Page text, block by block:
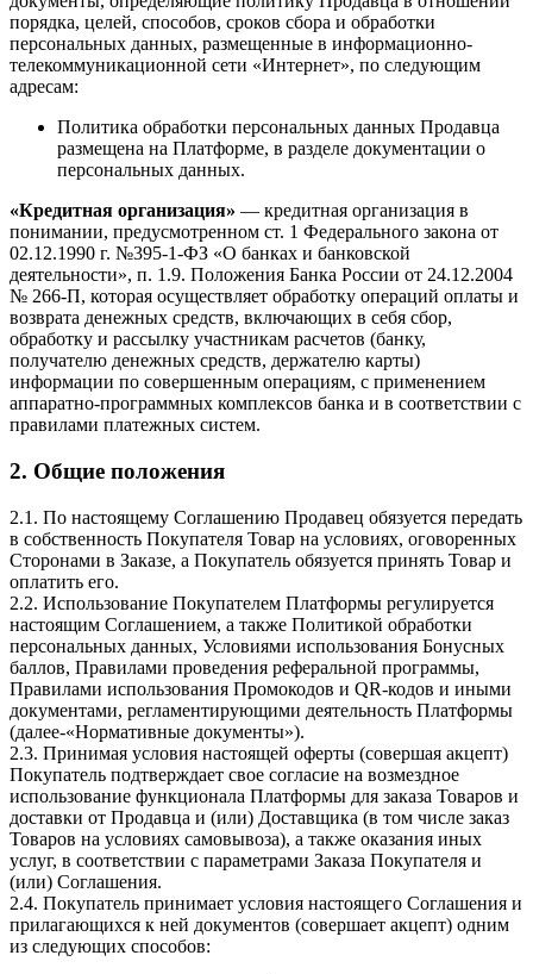
порядка, целей, способов, сроков сбора и обработки
персональных данных, размещенные в информационно-
телекоммуникационной сети «Интернет», по следующим
адресам:
Политика обработки персональных данных Продавца
размещена на Платформе, в разделе документации о
персональных данных.
«Кредитная организация» — кредитная организация в
понимании, предусмотренном ст. 1 Федерального закона от
02.12.1990 г. №395-1-ФЗ «О банках и банковской
деятельности», п. 1.9. Положения Банка России от 24.12.2004
№ 266-П, которая осуществляет обработку операций оплаты и
возврата денежных средств, включающих в себя сбор,
обработку и рассылку участникам расчетов (банку,
получателю денежных средств, держателю карты)
информации по совершенным операциям, с применением
аппаратно-программных комплексов банка и в соответствии с
правилами платежных систем.
2. Общие положения
2.1. По настоящему Соглашению Продавец обязуется передать
в собственность Покупателя Товар на условиях, оговоренных
Сторонами в Заказе, а Покупатель обязуется принять Товар и
оплатить его.
2.2. Использование Покупателем Платформы регулируется
настоящим Соглашением, а также Политикой обработки
персональных данных, Условиями использования Бонусных
баллов, Правилами проведения реферальной программы,
Правилами использования Промокодов и QR-кодов и иными
документами, регламентирующими деятельность Платформы
(далее-«Нормативные документы»).
2.3. Принимая условия настоящей оферты (совершая акцепт)
Покупатель подтверждает свое согласие на возмездное
использование функционала Платформы для заказа Товаров и
доставки от Продавца и (или) Доставщика (в том числе заказ
Товаров на условиях самовывоза), а также оказания иных
услуг, в соответствии с параметрами Заказа Покупателя и
(или) Соглашения.
2.4. Покупатель принимает условия настоящего Соглашения и
прилагающихся к ней документов (совершает акцепт) одним
из следующих способов: